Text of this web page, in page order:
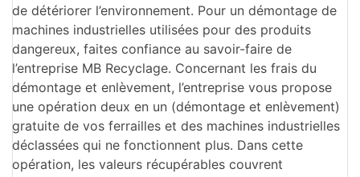
de détériorer l’environnement. Pour un démontage de
machines industrielles utilisées pour des produits
dangereux, faites confiance au savoir-faire de
l’entreprise MB Recyclage. Concernant les frais du
démontage et enlèvement, l’entreprise vous propose
une opération deux en un (démontage et enlèvement)
gratuite de vos ferrailles et des machines industrielles
déclassées qui ne fonctionnent plus. Dans cette
opération, les valeurs récupérables couvrent